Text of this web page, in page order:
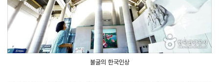
불굴의 한국인상